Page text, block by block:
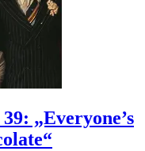
„Everyone’s